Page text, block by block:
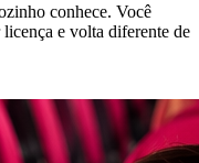
conhece. Você
e volta diferente de